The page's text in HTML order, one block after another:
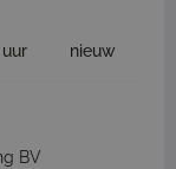
nieuw
BV